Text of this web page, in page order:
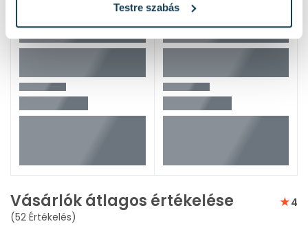
Testre szabás
Vásárlók átlagos értékelése
(52 Értékelés)
4